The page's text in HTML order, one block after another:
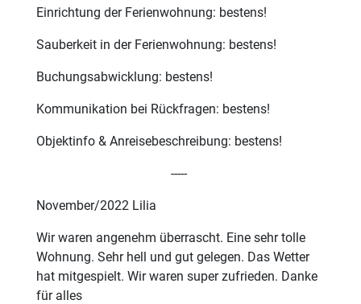
Einrichtung der Ferienwohnung: bestens!
Sauberkeit in der Ferienwohnung: bestens!
Buchungsabwicklung: bestens!
Kommunikation bei Rückfragen: bestens!
Objektinfo & Anreisebeschreibung: bestens!
-----
November/2022 Lilia
Wir waren angenehm überrascht. Eine sehr tolle
Wohnung. Sehr hell und gut gelegen. Das Wetter
hat mitgespielt. Wir waren super zufrieden. Danke
für alles